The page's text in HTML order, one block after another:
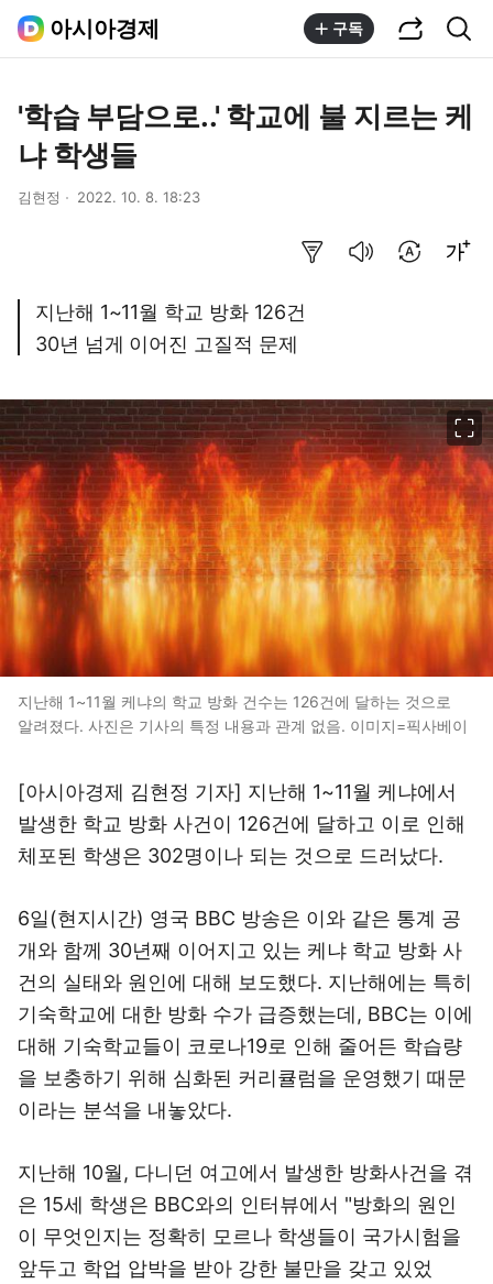
아시아경제 구독
'학습 부담으로..' 학교에 불 지르는 케
냐 학생들
김현정 2022. 10. 8. 18:23
지난해 1~11월 학교 방화 126건
30년 넘게 이어진 고질적 문제
지난해 1~11월 케냐의 학교 방화 건수는 126건에 달하는 것으로
알려졌다. 사진은 기사의 특정 내용과 관계 없음. 이미지=픽사베이
[아시아경제 김현정 기자] 지난해 1~11월 케냐에서
발생한 학교 방화 사건이 126건에 달하고 이로 인해
체포된 학생은 302명이나 되는 것으로 드러났다.
6일(현지시간) 영국 BBC 방송은 이와 같은 통계 공
개와 함께 30년째 이어지고 있는 케냐 학교 방화 사
건의 실태와 원인에 대해 보도했다. 지난해에는 특히
기숙학교에 대한 방화 수가 급증했는데, BBC는 이에
대해 기숙학교들이 코로나19로 인해 줄어든 학습량
을 보충하기 위해 심화된 커리큘럼을 운영했기 때문
이라는 분석을 내놓았다.
지난해 10월, 다니던 여고에서 발생한 방화사건을 겪
은 15세 학생은 BBC와의 인터뷰에서 "방화의 원인
이 무엇인지는 정확히 모르나 학생들이 국가시험을
앞두고 학업 압박을 받아 강한 불만을 갖고 있었